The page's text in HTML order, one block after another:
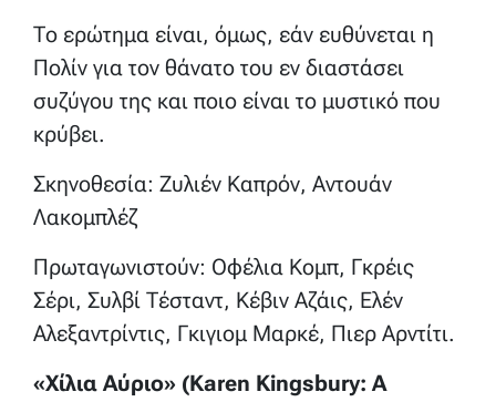
Το ερώτημα είναι, όμως, εάν ευθύνεται η
Πολίν για τον θάνατο του εν διαστάσει
συζύγου της και ποιο είναι το μυστικό που
κρύβει.
Σκηνοθεσία: Ζυλιέν Καπρόν, Αντουάν
Λακομπλέζ
Πρωταγωνιστούν: Οφέλια Κομπ, Γκρέις
Σέρι, Συλβί Τέσταντ, Κέβιν Αζάις, Ελέν
Αλεξαντρίντις, Γκιγιομ Μαρκέ, Πιερ Αρντίτι.
«Χίλια Αύριο» (Karen Kingsbury: A